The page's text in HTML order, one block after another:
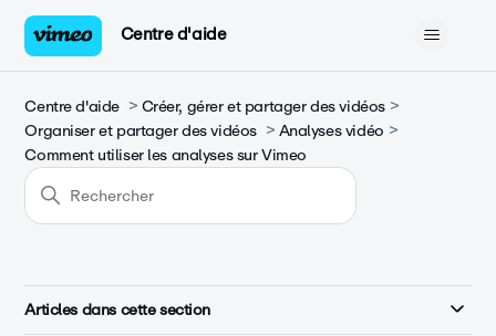
Centre d'aide
Centre d'aide
Créer, gérer et partager des vidéos
Organiser et partager des vidéos
Analyses vidéo
Comment utiliser les analyses sur Vimeo
Articles dans cette section